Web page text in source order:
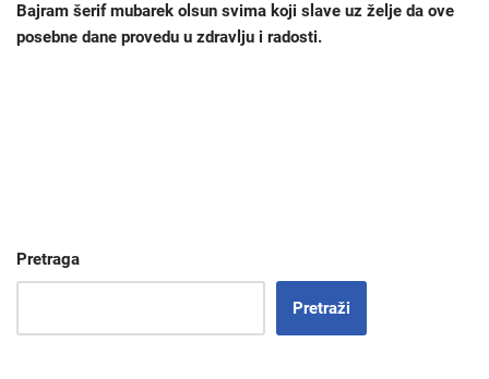
Bajram šerif mubarek olsun svima koji slave uz želje da ove
posebne dane provedu u zdravlju i radosti.
Pretraga
Pretraži